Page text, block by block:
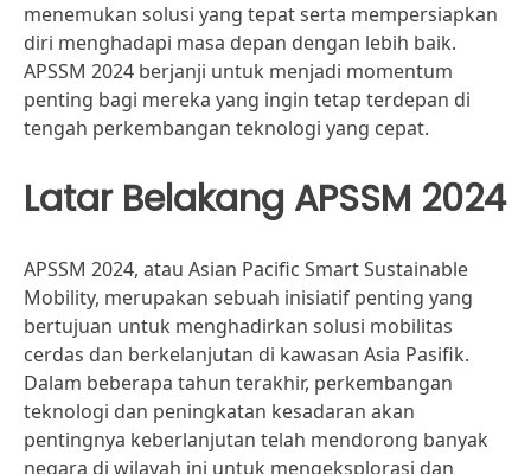
menemukan solusi yang tepat serta mempersiapkan
diri menghadapi masa depan dengan lebih baik.
APSSM 2024 berjanji untuk menjadi momentum
penting bagi mereka yang ingin tetap terdepan di
tengah perkembangan teknologi yang cepat.
Latar Belakang APSSM 2024
APSSM 2024, atau Asian Pacific Smart Sustainable
Mobility, merupakan sebuah inisiatif penting yang
bertujuan untuk menghadirkan solusi mobilitas
cerdas dan berkelanjutan di kawasan Asia Pasifik.
Dalam beberapa tahun terakhir, perkembangan
teknologi dan peningkatan kesadaran akan
pentingnya keberlanjutan telah mendorong banyak
negara di wilayah ini untuk mengeksplorasi dan